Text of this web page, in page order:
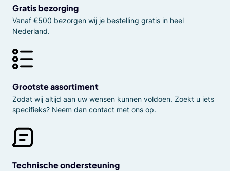
Gratis bezorging
Vanaf €500 bezorgen wij je bestelling gratis in heel
Nederland.
Grootste assortiment
Zodat wij altijd aan uw wensen kunnen voldoen. Zoekt u iets
specifieks? Neem dan contact met ons op.
Technische ondersteuning